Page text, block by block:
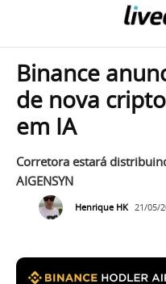
Binance
de nova
em IA
Corretora estará
AIGENSYN
Henrique HK 21/05/